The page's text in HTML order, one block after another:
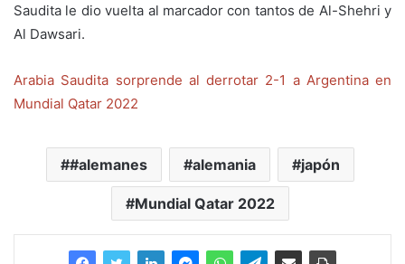
Saudita le dio vuelta al marcador con tantos de Al-Shehri y
Al Dawsari.
Arabia Saudita sorprende al derrotar 2-1 a Argentina en
Mundial Qatar 2022
#alemanes alemania japón
Mundial Qatar 2022